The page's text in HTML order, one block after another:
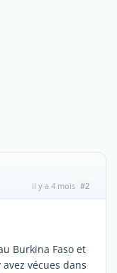
il y a 4 mois #2
Burkina Faso et
vécues dans